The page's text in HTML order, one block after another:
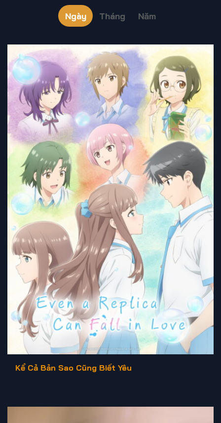
Ngày Tháng Năm
Kể Cả Bản Sao Cũng Biết Yêu